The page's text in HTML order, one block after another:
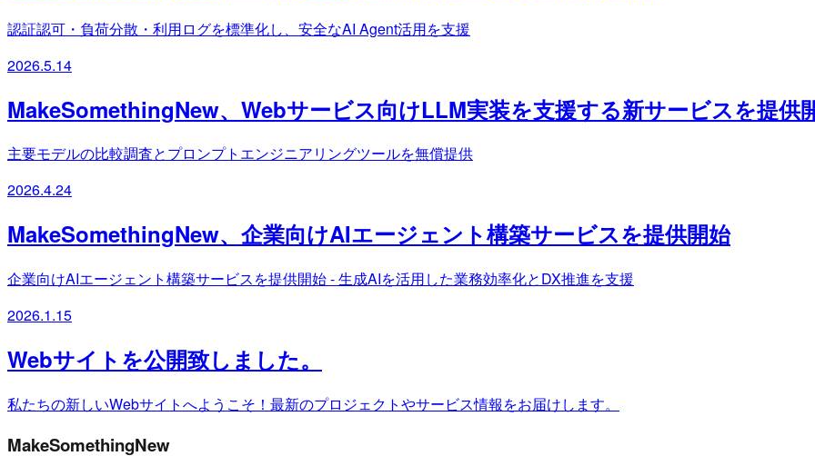
認証認可・負荷分散・利用ログを標準化し、安全なAI Agent活用を支援
2026.5.14
MakeSomethingNew、Webサービス向けLLM実装を支援する新サービスを提供
主要モデルの比較調査とプロンプトエンジニアリングツールを無償提供
2026.4.24
MakeSomethingNew、企業向けAIエージェント構築サービスを提供開始
企業向けAIエージェント構築サービスを提供開始 - 生成AIを活用した業務効率化とDX推進を支援
2026.1.15
Webサイトを公開致しました。
私たちの新しいWebサイトへようこそ！最新のプロジェクトやサービス情報をお届けします。
MakeSomethingNew